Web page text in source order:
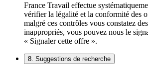
France Travail effectue
vérifier la légalité et la conformité des
malgré ces contrôles vous constatez
inappropriés, vous pouvez nous le
« Signaler cette offre ».
8. Suggestions de recherche